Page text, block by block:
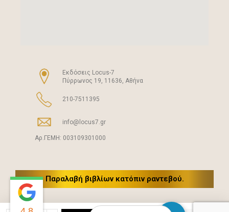
Eκδόσεις Locus-7
Πύρρωνος 19, 11636, Αθήνα
210-7511395
info@locus7.gr
Αρ.ΓΕΜΗ: 003109301000
Παραλαβή βιβλίων κατόπιν ραντεβού.